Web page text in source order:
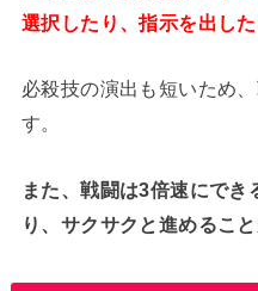
選択したり、指示を出し
必殺技の演出も短いため
す。
また、戦闘は3倍速にで
り、サクサクと進めること